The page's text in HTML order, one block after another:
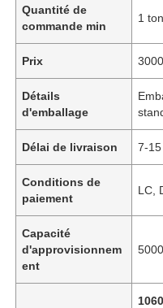
Quantité de
commande min
1
Prix
Détails
d'emballage
Délai de livraison 7-
Conditions de
paiement
LC,
Capacité
d'approvisionnem
ent